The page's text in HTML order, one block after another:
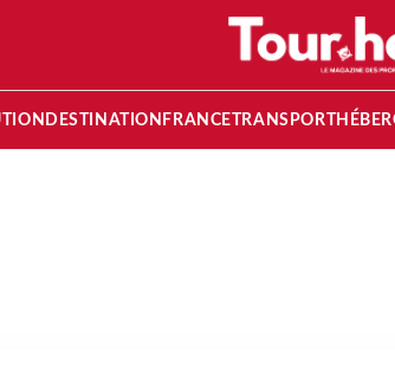
DESTINATION FRANCETRANSPORT